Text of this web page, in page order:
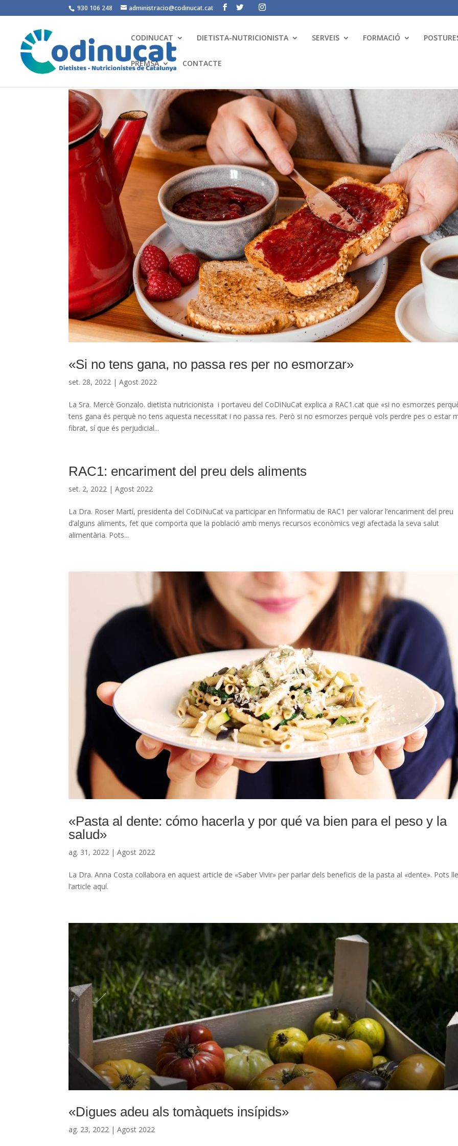
930 106 248 administracio@codinucat.cat
CODINUCAT DIETISTA-NUTRICIONISTA SERVEIS FORMACIÓ
PREMSA CONTACTE
«Si no tens gana, no passa res per no esmorzar»
set. 28, 2022 |Agost 2022
La Sra. Mercè Gonzalo. dietista nutricionista i portaveu del CoDiNuCat explica a RAC1.cat que «si no esmorzes
tens gana és perquè no tens aquesta necessitat i no passa res. Però si no esmorzes perquè vols perdre pes o estar
fibrat, sí que és perjudicial...
RAC1: encariment del preu dels aliments
set. 2, 2022 |Agost 2022
La Dra. Roser Martí, presidenta del CoDiNuCat va participar en l’informatiu de RAC1 per valorar l’encariment del preu
d’alguns aliments, fet que comporta que la població amb menys recursos econòmics vegi afectada la seva salut
alimentària. Pots...
«Pasta al dente: cómo hacerla y por qué va bien para el peso y la
salud»
ag. 31, 2022 |Agost 2022
La Dra. Anna Costa col·labora en aquest article de «Saber Vivir» per parlar dels beneficis de la pasta al «dente». Pots
l’article aquí.
«Digues adeu als tomàquets insípids»
ag. 23, 2022 |Agost 2022